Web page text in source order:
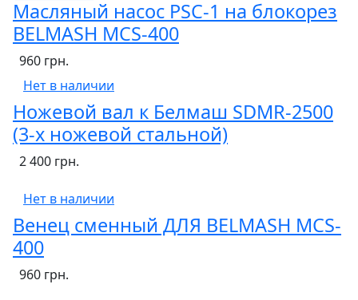
Масляный насос PSC-1 на блокорез
BELMASH MCS-400
960 грн.
Нет в наличии
Ножевой вал к Белмаш SDMR-2500
(3-х ножевой стальной)
2 400 грн.
Нет в наличии
Венец сменный ДЛЯ BELMASH MCS-
400
960 грн.